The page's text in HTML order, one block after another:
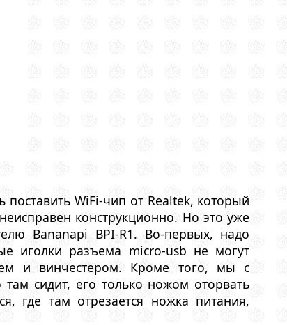
WiFi-чип от Realtek, который
конструкционно. Но это уже
Bananapi BPI-R1. Во-первых, надо
иголки разъема micro-usb не могут
и винчестером. Кроме того, мы с
сидит, его только ножом оторвать
где там отрезается ножка питания,